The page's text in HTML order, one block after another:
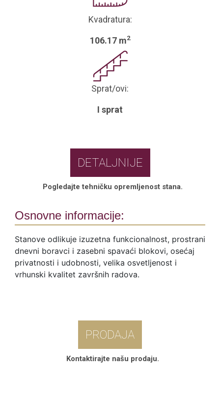
Kvadratura:
106.17 m2
Sprat/ovi:
I sprat
DETALJNIJE
Pogledajte tehničku opremljenost stana.
Osnovne informacije:
Stanove odlikuje izuzetna funkcionalnost, prostrani
dnevni boravci i zasebni spavaći blokovi, osećaj
privatnosti i udobnosti, velika osvetljenost i
vrhunski kvalitet završnih radova.
PRODAJA
Kontaktirajte našu prodaju.